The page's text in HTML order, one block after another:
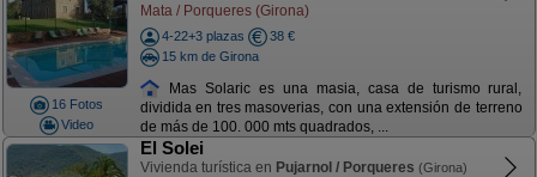
16 Fotos
Video
Mata / Porqueres (Girona)
4-22+3 plazas
38 €
15 km de Girona
Mas Solaric es una masia, casa de turismo rural,
dividida en tres masoverias, con una extensión de terreno
de más de 100. 000 mts quadrados, ...
El Solei
Vivienda turística en Pujarnol / Porqueres (Girona)